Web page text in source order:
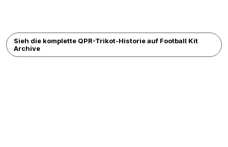
Sieh die komplette QPR-Trikot-Historie auf Football Kit
Archive